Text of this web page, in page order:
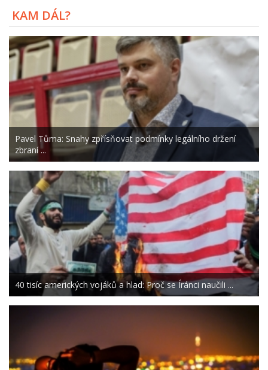
KAM DÁL?
Pavel Tůma: Snahy zpřísňovat podmínky legálního držení
zbraní ...
40 tisíc amerických vojáků a hlad: Proč se Íránci naučili ...